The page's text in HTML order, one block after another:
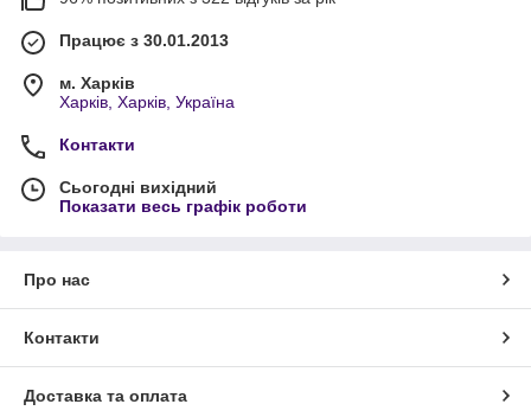
Працює з 30.01.2013
м. Харків
Харків, Харків, Україна
Контакти
Сьогодні вихідний
Показати весь графік роботи
Про нас
Контакти
Доставка та оплата